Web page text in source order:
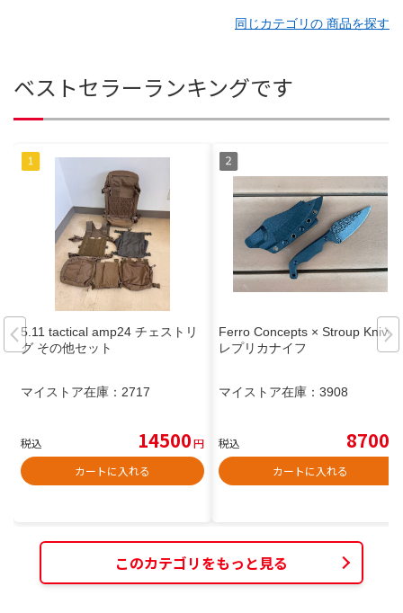
同じカテゴリの 商品を探す
ベストセラーランキングです
5.11 tactical amp24 チェストリ
グ その他セット
マイストア在庫： 2717
税込 14500円
カートに入れる
Ferro Concepts × Stroup Knives
レプリカナイフ
マイストア在庫： 3908
税込 8700
カートに入れる
このカテゴリをもっと見る